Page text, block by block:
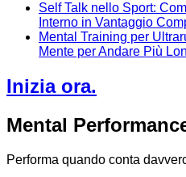
Self Talk nello Sport:
Interno in Vantaggio
Mental Training per
Mente per Andare Più
Inizia ora.
Mental
Performa quando conta